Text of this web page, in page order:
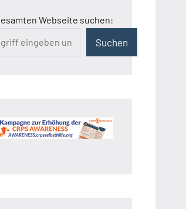
Webseite suchen:
Suchen